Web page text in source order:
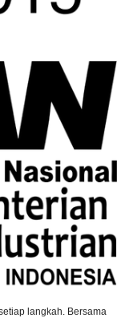
langkah. Bersama